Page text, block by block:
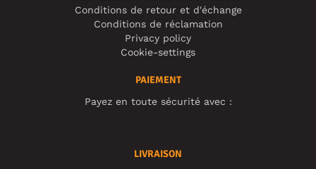
Conditions de retour et d'échange
Conditions de réclamation
Privacy policy
Cookie-settings
PAIEMENT
Payez en toute sécurité avec :
LIVRAISON